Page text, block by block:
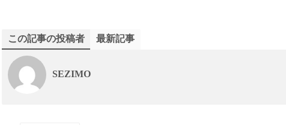
この記事の投稿者 最新記事
SEZIMO